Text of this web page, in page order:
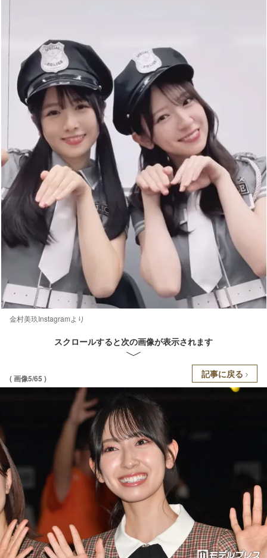
金村美玖Instagramより
スクロールすると次の画像が表示されます
( 画像5/65 ) 記事に戻る